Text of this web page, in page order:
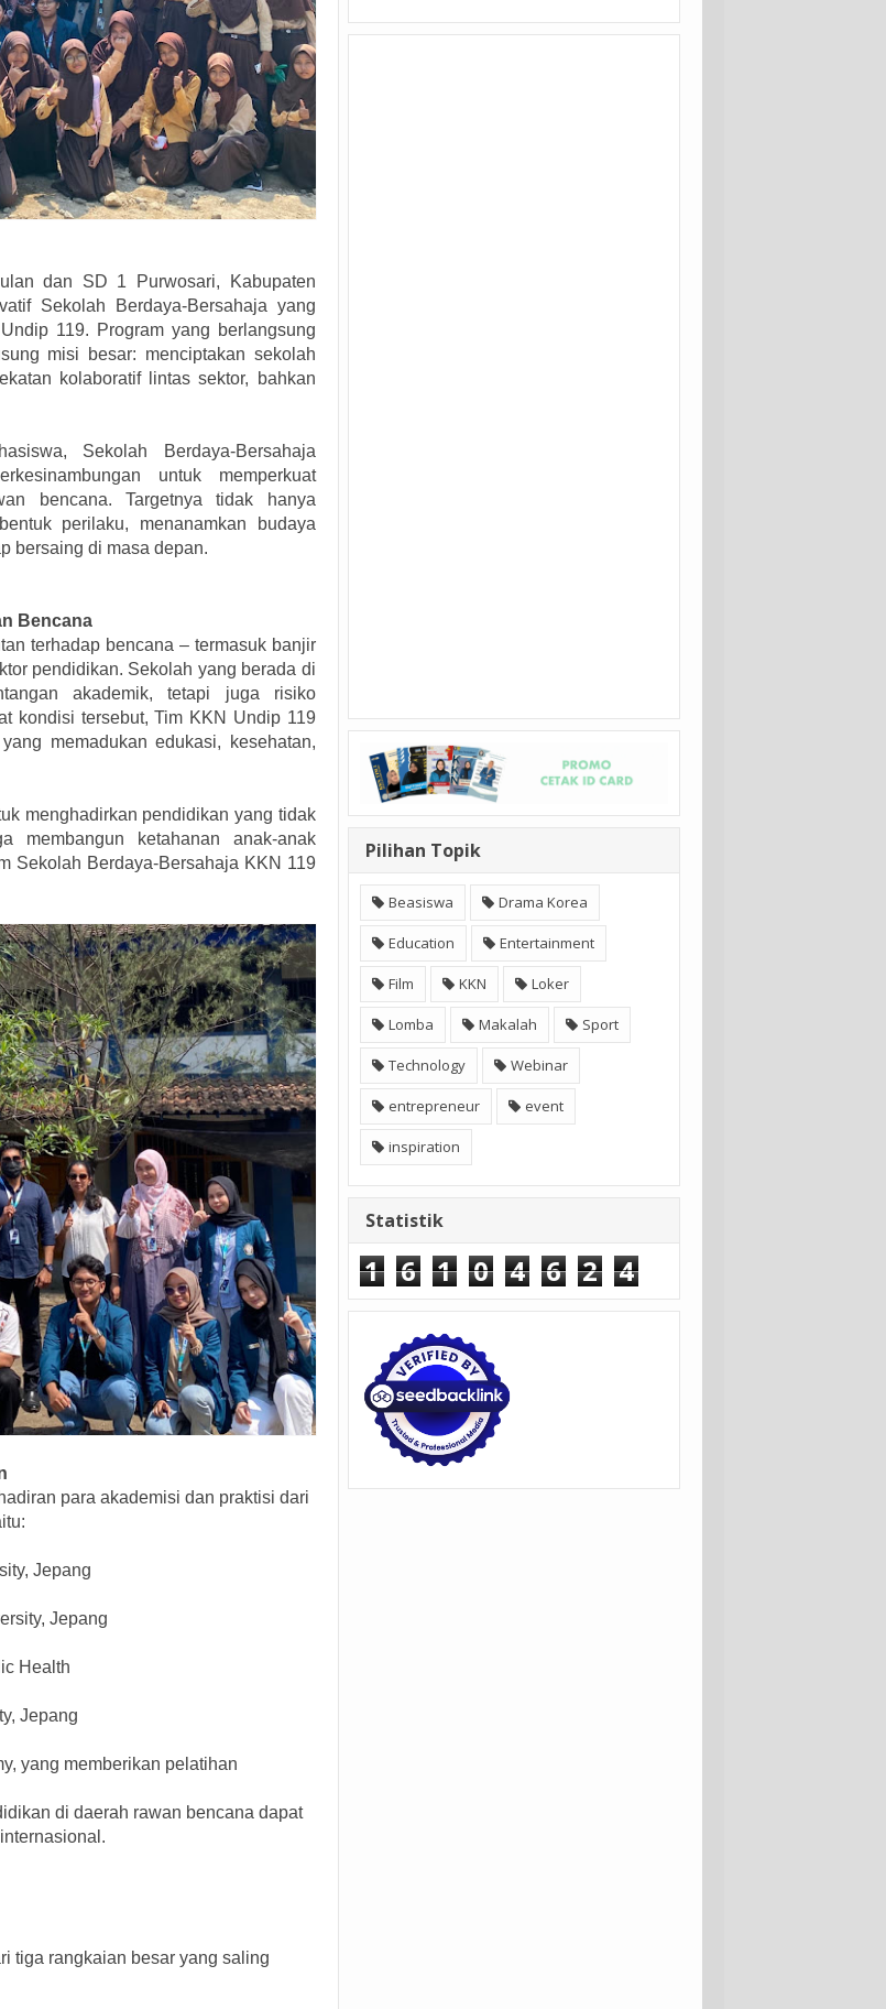
dan SD 1 Purwosari, Kabupaten
Sekolah Berdaya-Bersahaja yang
119. Program yang berlangsung
misi besar: menciptakan sekolah
kolaboratif lintas sektor, bahkan
Sekolah Berdaya-Bersahaja
untuk memperkuat
bencana. Targetnya tidak hanya
perilaku, menanamkan budaya
bersaing di masa depan.
Bencana
terhadap bencana – termasuk banjir
pendidikan. Sekolah yang berada di
akademik, tetapi juga risiko
kondisi tersebut, Tim KKN Undip 119
memadukan edukasi, kesehatan,
menghadirkan pendidikan yang tidak
membangun ketahanan anak-anak
Sekolah Berdaya-Bersahaja KKN 119
para akademisi dan praktisi dari
Jepang
Jepang
Health
Jepang
yang memberikan pelatihan
di daerah rawan bencana dapat
tiga rangkaian besar yang saling
Pilihan Topik
Beasiswa Drama Korea
Education Entertainment
Film KKN Loker
Lomba Makalah Sport
Technology Webinar
entrepreneur event
inspiration
Statistik
1 6 1 0 4 6 2 4